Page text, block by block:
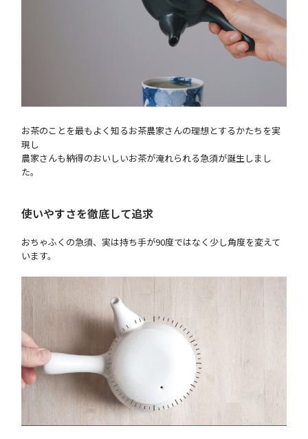
お茶のことを最もよく知るお茶農家さんの理想とするかたちを実
現し
農家さんも納得のおいしいお茶が淹れられる急須が誕生しまし
た。
使いやすさを徹底して追求
おちゃふくの急須、実は持ち手が90度ではなく少し角度を変えて
います。